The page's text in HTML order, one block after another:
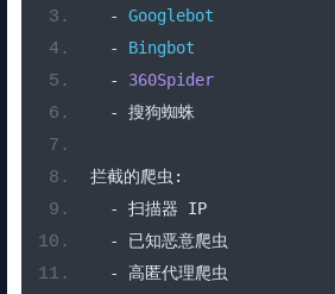
-
Googlebot
-
Bingbot
-
360Spider
-
搜狗蜘蛛
拦截的爬虫:
-
扫描器 IP
-
已知恶意爬虫
-
高匿代理爬虫